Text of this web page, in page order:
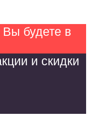
будете в
и скидки